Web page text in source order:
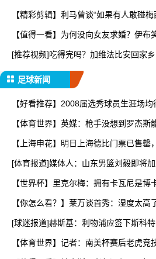
【精彩剪辑】利马曾谈“如果有人敢碰
【值得一看】为何没向女友求婚？伊布
[推荐视频]吃得完吗？加维法比安回家
足球新闻
【好看推荐】2008届选秀球员生涯场
【体育世界】英媒：枪手没想到罗杰斯
【上海申花】明日上海德比门票已售罄
[体育报道]媒体人：山东男篮刘毅即将
【世界杯】里克尔梅：拥有卡瓦尼是博
【你怎么看？】莱万谈首秀：湿度太高
[球迷报道]赫斯基：利物浦应签下斯科
【体育世界】记者：南美杯赛后老虎竞